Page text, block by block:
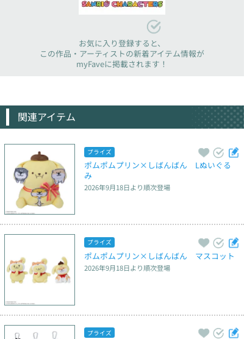
お気に入り登録すると、
この作品・アーティストの新着アイテム情報が
myFaveに掲載されます！
関連アイテム
プライズ
ポムポムプリン×しばんばん　Lぬいぐる
み
2026年9月18日より順次登場
プライズ
ポムポムプリン×しばんばん　マスコット
2026年9月18日より順次登場
プライズ